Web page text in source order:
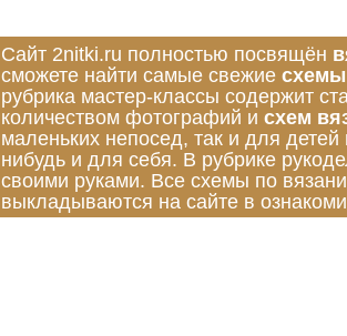
Сайт 2nitki.ru полностью посвящён
сможете найти самые свежие схемы
рубрика мастер-классы содержит
количеством фотографий и схем
маленьких непосед, так и для
нибудь и для себя. В рубрике
своими руками. Все схемы по
выкладываются на сайте в